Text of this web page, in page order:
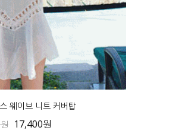
웨이브 니트 커버탑
17,400원